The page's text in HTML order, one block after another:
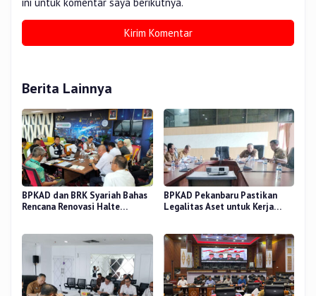
ini untuk komentar saya berikutnya.
Berita Lainnya
BPKAD dan BRK Syariah Bahas
Rencana Renovasi Halte
BPKAD Pekanbaru Pastikan
Legalitas Aset untuk Kerja